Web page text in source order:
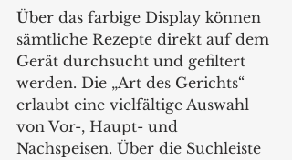
Über das farbige Display können
sämtliche Rezepte direkt auf dem
Gerät durchsucht und gefiltert
werden. Die „Art des Gerichts“
erlaubt eine vielfältige Auswahl
von Vor-, Haupt- und
Nachspeisen. Über die Suchleiste